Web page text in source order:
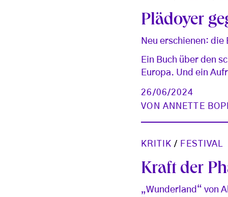
Plädoyer
Neu erschienen: die
Ein Buch über den
Europa. Und ein
26/06/2024
VON ANNETTE
KRITIK / FESTIVAL
Kraft der
„Wunderland“ von